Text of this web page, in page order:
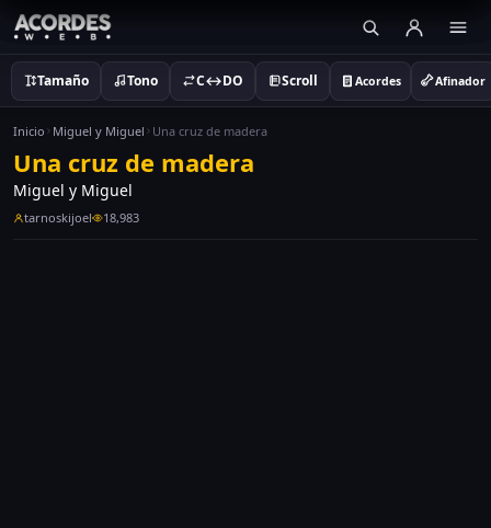
Tamaño Tono C↔DO Scroll Acordes Afinador
Inicio Miguel y Miguel Una cruz de madera
Una cruz de madera
Miguel y Miguel
tarnoskijoel 18,983